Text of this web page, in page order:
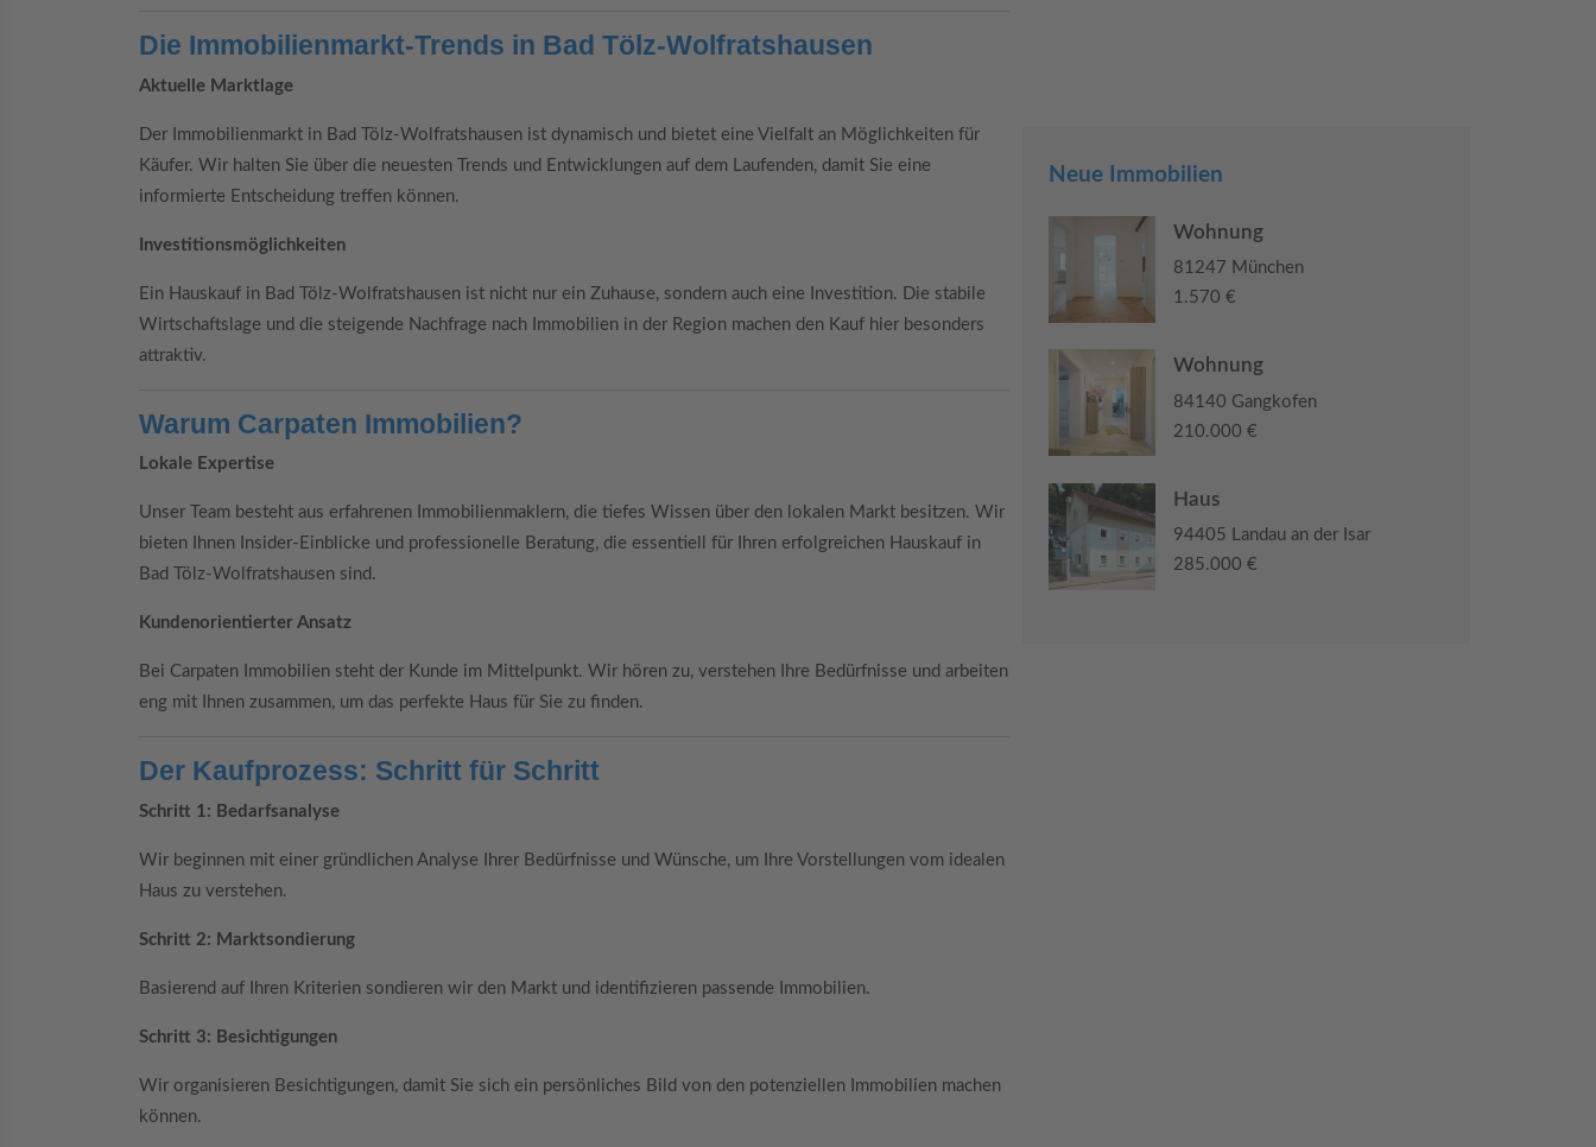
Die Immobilienmarkt-Trends in Bad Tölz-Wolfratshausen
Aktuelle Marktlage
Der Immobilienmarkt in Bad Tölz-Wolfratshausen ist dynamisch und bietet eine Vielfalt an Möglichkeiten für
Käufer. Wir halten Sie über die neuesten Trends und Entwicklungen auf dem Laufenden, damit Sie eine
informierte Entscheidung treffen können.
Investitionsmöglichkeiten
Ein Hauskauf in Bad Tölz-Wolfratshausen ist nicht nur ein Zuhause, sondern auch eine Investition. Die stabile
Wirtschaftslage und die steigende Nachfrage nach Immobilien in der Region machen den Kauf hier besonders
attraktiv.
Warum Carpaten Immobilien?
Lokale Expertise
Unser Team besteht aus erfahrenen Immobilienmaklern, die tiefes Wissen über den lokalen Markt besitzen. Wir
bieten Ihnen Insider-Einblicke und professionelle Beratung, die essentiell für Ihren erfolgreichen Hauskauf in
Bad Tölz-Wolfratshausen sind.
Kundenorientierter Ansatz
Bei Carpaten Immobilien steht der Kunde im Mittelpunkt. Wir hören zu, verstehen Ihre Bedürfnisse und arbeiten
eng mit Ihnen zusammen, um das perfekte Haus für Sie zu finden.
Der Kaufprozess: Schritt für Schritt
Schritt 1: Bedarfsanalyse
Wir beginnen mit einer gründlichen Analyse Ihrer Bedürfnisse und Wünsche, um Ihre Vorstellungen vom idealen
Haus zu verstehen.
Schritt 2: Marktsondierung
Basierend auf Ihren Kriterien sondieren wir den Markt und identifizieren passende Immobilien.
Schritt 3: Besichtigungen
Wir organisieren Besichtigungen, damit Sie sich ein persönliches Bild von den potenziellen Immobilien machen
können.
Neue Immobilien
Wohnung
81247 München
1.570 €
Wohnung
84140 Gangkofen
210.000 €
Haus
94405 Landau an der Isar
285.000 €